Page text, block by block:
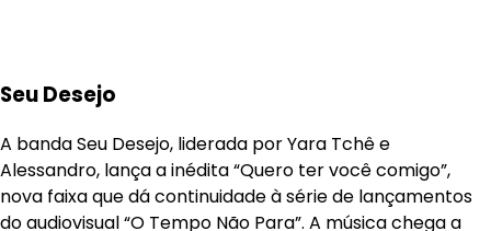
Seu Desejo
A banda Seu Desejo, liderada por Yara Tchê e
Alessandro, lança a inédita “Quero ter você comigo”,
nova faixa que dá continuidade à série de lançamentos
do audiovisual “O Tempo Não Para”. A música chega a